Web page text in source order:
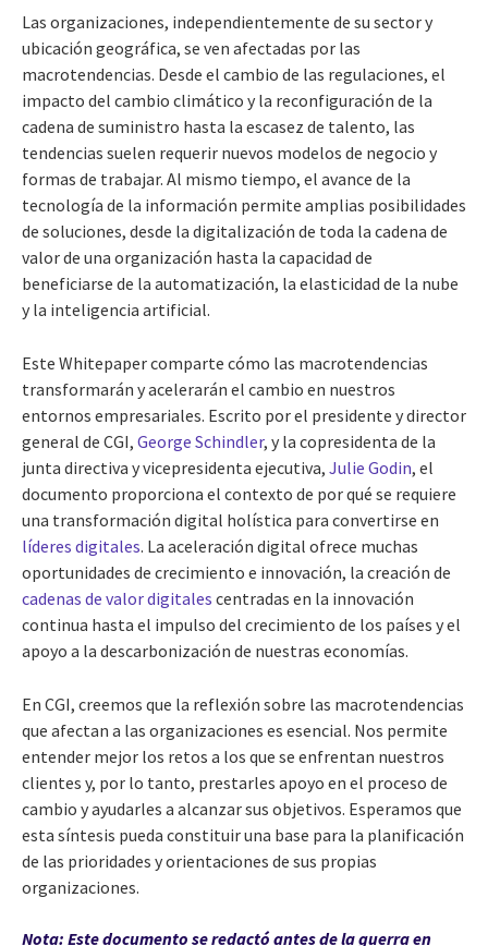
Las organizaciones, independientemente de su sector y
ubicación geográfica, se ven afectadas por las
macrotendencias. Desde el cambio de las regulaciones, el
impacto del cambio climático y la reconfiguración de la
cadena de suministro hasta la escasez de talento, las
tendencias suelen requerir nuevos modelos de negocio y
formas de trabajar. Al mismo tiempo, el avance de la
tecnología de la información permite amplias posibilidades
de soluciones, desde la digitalización de toda la cadena de
valor de una organización hasta la capacidad de
beneficiarse de la automatización, la elasticidad de la nube
y la inteligencia artificial.
Este Whitepaper comparte cómo las macrotendencias
transformarán y acelerarán el cambio en nuestros
entornos empresariales. Escrito por el presidente y director
general de CGI, George Schindler, y la copresidenta de la
junta directiva y vicepresidenta ejecutiva, Julie Godin, el
documento proporciona el contexto de por qué se requiere
una transformación digital holística para convertirse en
líderes digitales. La aceleración digital ofrece muchas
oportunidades de crecimiento e innovación, la creación de
cadenas de valor digitales centradas en la innovación
continua hasta el impulso del crecimiento de los países y el
apoyo a la descarbonización de nuestras economías.
En CGI, creemos que la reflexión sobre las macrotendencias
que afectan a las organizaciones es esencial. Nos permite
entender mejor los retos a los que se enfrentan nuestros
clientes y, por lo tanto, prestarles apoyo en el proceso de
cambio y ayudarles a alcanzar sus objetivos. Esperamos que
esta síntesis pueda constituir una base para la planificación
de las prioridades y orientaciones de sus propias
organizaciones.
Nota: Este documento se redactó antes de la guerra en